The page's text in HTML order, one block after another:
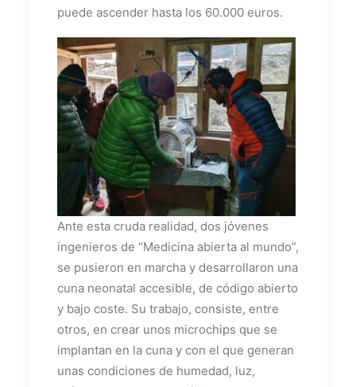
puede ascender hasta los 60.000 euros.
Ante esta cruda realidad, dos jóvenes
ingenieros de “Medicina abierta al mundo”,
se pusieron en marcha y desarrollaron una
cuna neonatal accesible, de código abierto
y bajo coste. Su trabajo, consiste, entre
otros, en crear unos microchips que se
implantan en la cuna y con el que generan
unas condiciones de humedad, luz,